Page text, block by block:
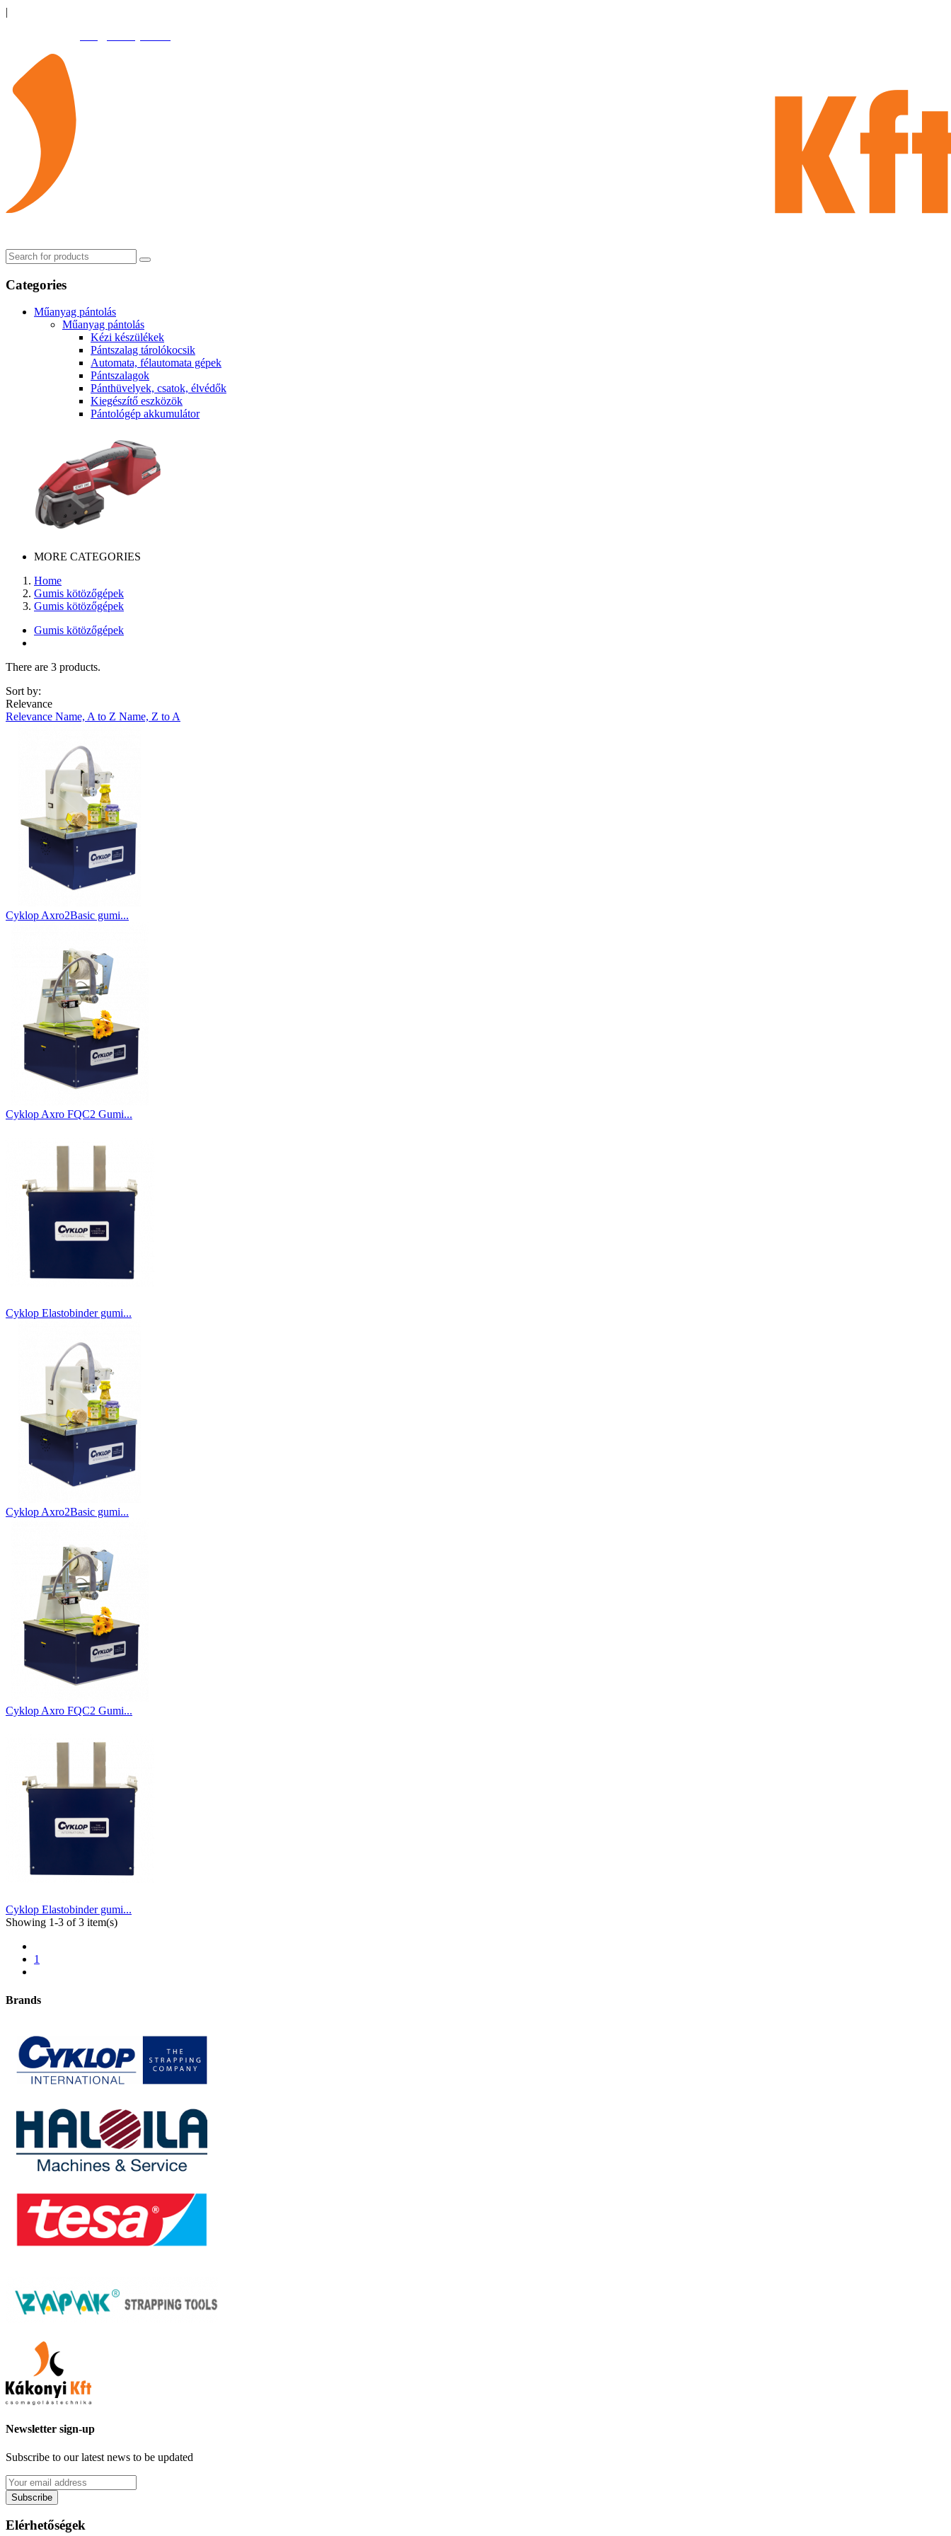
|
Categories
Műanyag pántolás
Műanyag pántolás
Kézi készülékek
Pántszalag tárolókocsik
Automata, félautomata gépek
Pántszalagok
Pánthüvelyek, csatok, élvédők
Kiegészítő eszközök
Pántológép akkumulátor
MORE CATEGORIES
Home
Gumis kötözőgépek
Gumis kötözőgépek
Gumis kötözőgépek
There are 3 products.
Sort by:
Relevance
Relevance Name, A to Z Name, Z to A
Cyklop Axro2Basic gumi...
Cyklop Axro FQC2 Gumi...
Cyklop Elastobinder gumi...
Cyklop Axro2Basic gumi...
Cyklop Axro FQC2 Gumi...
Cyklop Elastobinder gumi...
Showing 1-3 of 3 item(s)
1
Brands
Newsletter sign-up
Subscribe to our latest news to be updated
Subscribe
Elérhetőségek